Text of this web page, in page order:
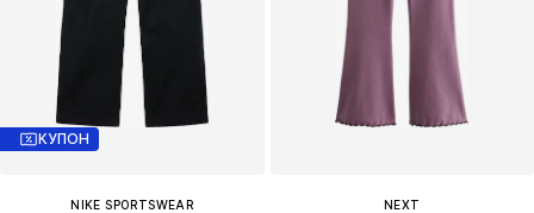
КУПОН
NIKE SPORTSWEAR
NEXT